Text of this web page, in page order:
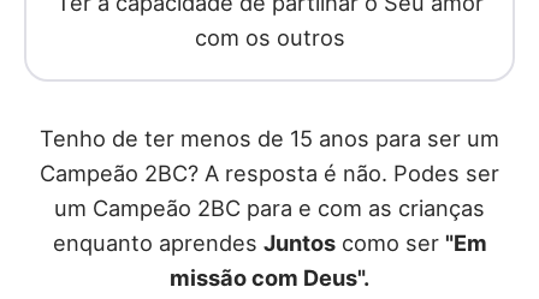
com os outros
Tenho de ter menos de 15 anos para ser um
Campeão 2BC? A resposta é não. Podes ser
um Campeão 2BC para e com as crianças
enquanto aprendes Juntoscomo ser "Em
missão com Deus".